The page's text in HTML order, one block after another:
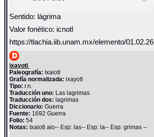
Sentido: lágrima
Valor fonético: icnotl
https://tlachia.iib.unam.mx/elemento/01.02.26
ixayotl
Paleografía: Ixaiotl
Grafía normalizada: ixayotl
Tipo: r.n.
Traducción uno: Las lagrimas
Traducción dos: lagrimas
Diccionario:Guerra
Fuente: 1692 Guerra
Folio: 54
Notas: Ixaiotl aio-- Esp: las-- Esp: la-- Esp: grimas --